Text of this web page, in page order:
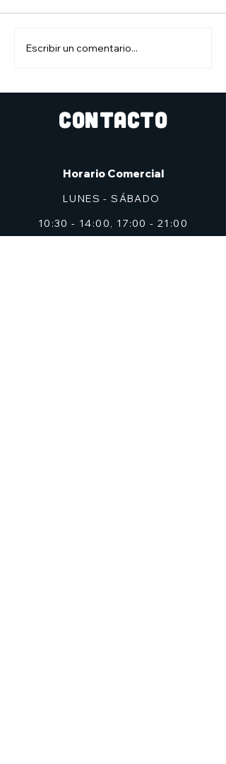
jAM DE DIBUJO
Escribir un comentario...
CONTACTO
Horario Comercial
LUNES - SÁBADO
10:30 - 14:00, 17:00 - 21:00